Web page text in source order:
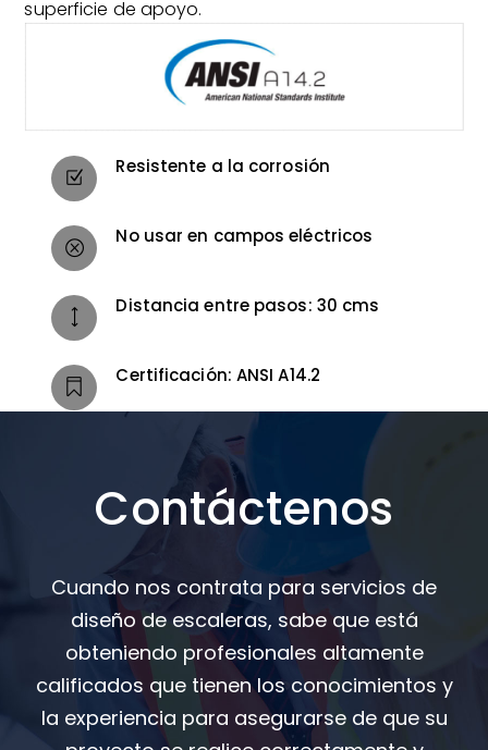
superficie de apoyo.
Resistente a la corrosión
No usar en campos eléctricos
Distancia entre pasos: 30 cms
Certificación: ANSI A14.2
Contáctenos
Cuando nos contrata para servicios de
diseño de escaleras, sabe que está
obteniendo profesionales altamente
calificados que tienen los conocimientos y
la experiencia para asegurarse de que su